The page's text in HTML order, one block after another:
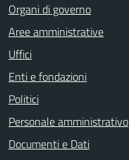
Organi di governo
Aree amministrative
Uffici
Enti e fondazioni
Politici
Personale amministrativo
Documenti e Dati